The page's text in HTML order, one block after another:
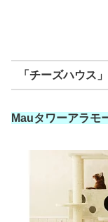
「チーズハウス
Mauタワーアラモ